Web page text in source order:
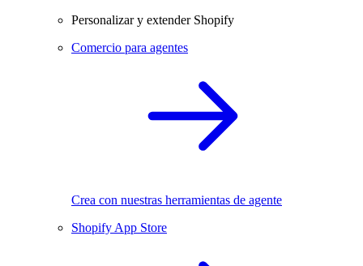
Personalizar y extender Shopify
Comercio para agentes
Crea con nuestras herramientas de agente
Shopify App Store